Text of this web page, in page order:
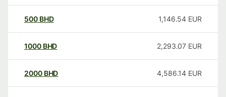
500 BHD 1,146.54 EUR
1000 BHD 2,293.07 EUR
2000 BHD 4,586.14 EUR